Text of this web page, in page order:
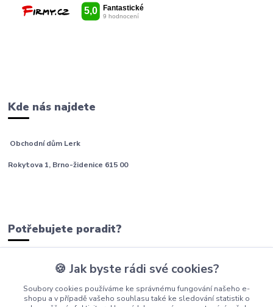
Kde nás najdete
Obchodní dům Lerk
Rokytova 1, Brno-židenice 615 00
Potřebujete poradit?
+420 605 277 576
🍪 Jak byste rádi své cookies?
Soubory cookies používáme ke správnému fungování našeho e-
shopu a v případě vašeho souhlasu také ke sledování statistik o